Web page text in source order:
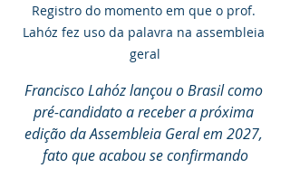
Registro do momento em que o prof.
Lahóz fez uso da palavra na assembleia
geral
Francisco Lahóz lançou o Brasil como
pré-candidato a receber a próxima
edição da Assembleia Geral em 2027,
fato que acabou se confirmando